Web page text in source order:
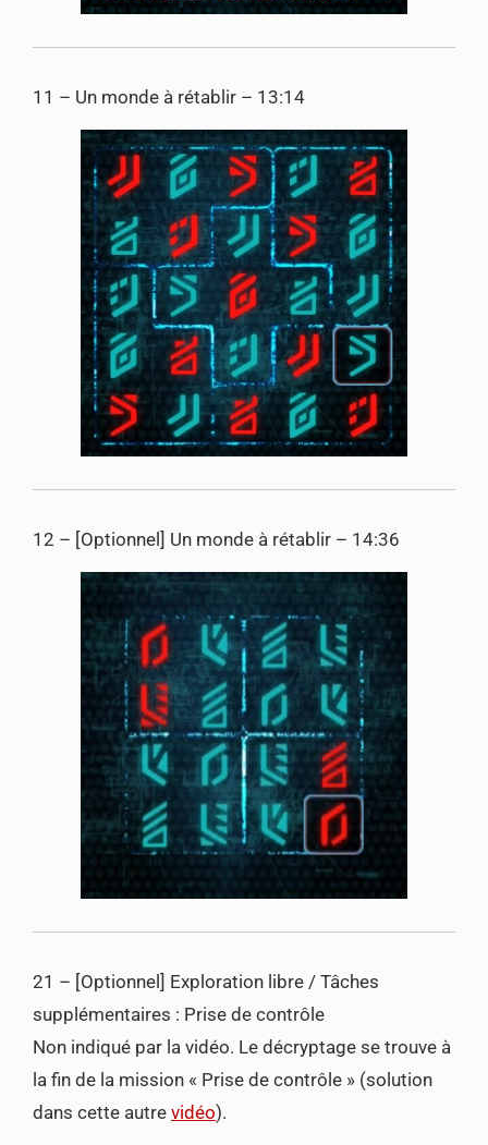
11 – Un monde à rétablir – 13:14
12 – [Optionnel] Un monde à rétablir – 14:36
21 – [Optionnel] Exploration libre / Tâches
supplémentaires : Prise de contrôle
Non indiqué par la vidéo. Le décryptage se trouve à
la fin de la mission « Prise de contrôle » (solution
dans cette autre vidéo).